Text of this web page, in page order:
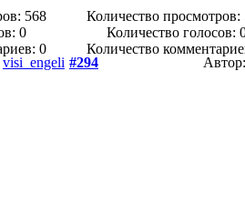
568
0
0
Количество просмотров:
Количество голосов:
Количество
visi_engeli #294